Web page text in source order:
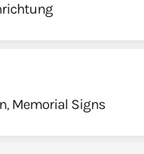
, Memorial Signs